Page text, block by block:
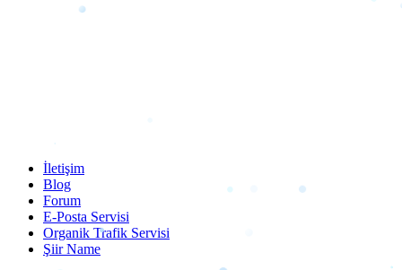
İletişim
Blog
Forum
E-Posta Servisi
Organik Trafik Servisi
Şiir Name